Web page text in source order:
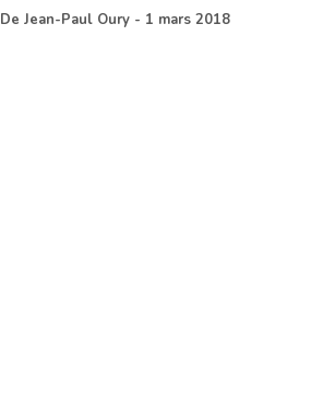
De Jean-Paul Oury - 1 mars 2018